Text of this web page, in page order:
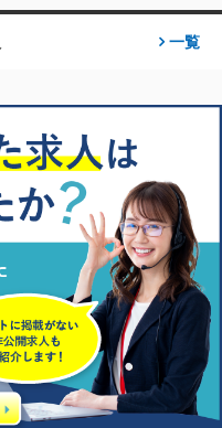
一覧